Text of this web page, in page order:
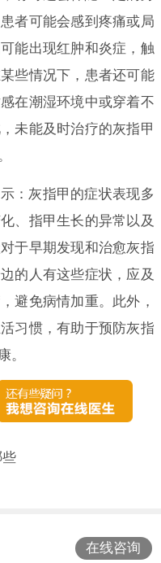
者可能会感到疼痛或局
能出现红肿和炎症，触
些情况下，患者还可能
在潮湿环境中或穿着不
未能及时治疗的灰指甲
：灰指甲的症状表现多
、指甲生长的异常以及
于早期发现和治愈灰指
的人有这些症状，应及
避免病情加重。此外，
习惯，有助于预防灰指
。
在线咨询